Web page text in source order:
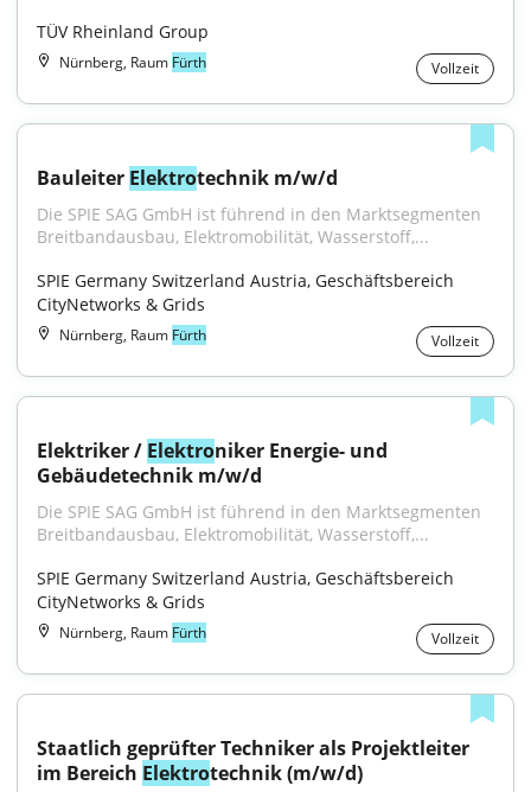
TÜV Rheinland Group
Nürnberg, Raum Fürth Vollzeit
Bauleiter Elektrotechnik m/w/d
Die SPIE SAG GmbH ist führend in den Marktsegmenten
Breitbandausbau, Elektromobilität, Wasserstoff,...
SPIE Germany Switzerland Austria, Geschäftsbereich
CityNetworks & Grids
Nürnberg, Raum Fürth Vollzeit
Elektriker / Elektroniker Energie- und
Gebäudetechnik m/w/d
Die SPIE SAG GmbH ist führend in den Marktsegmenten
Breitbandausbau, Elektromobilität, Wasserstoff,...
SPIE Germany Switzerland Austria, Geschäftsbereich
CityNetworks & Grids
Nürnberg, Raum Fürth Vollzeit
Staatlich geprüfter Techniker als Projektleiter
im Bereich Elektrotechnik (m/w/d)